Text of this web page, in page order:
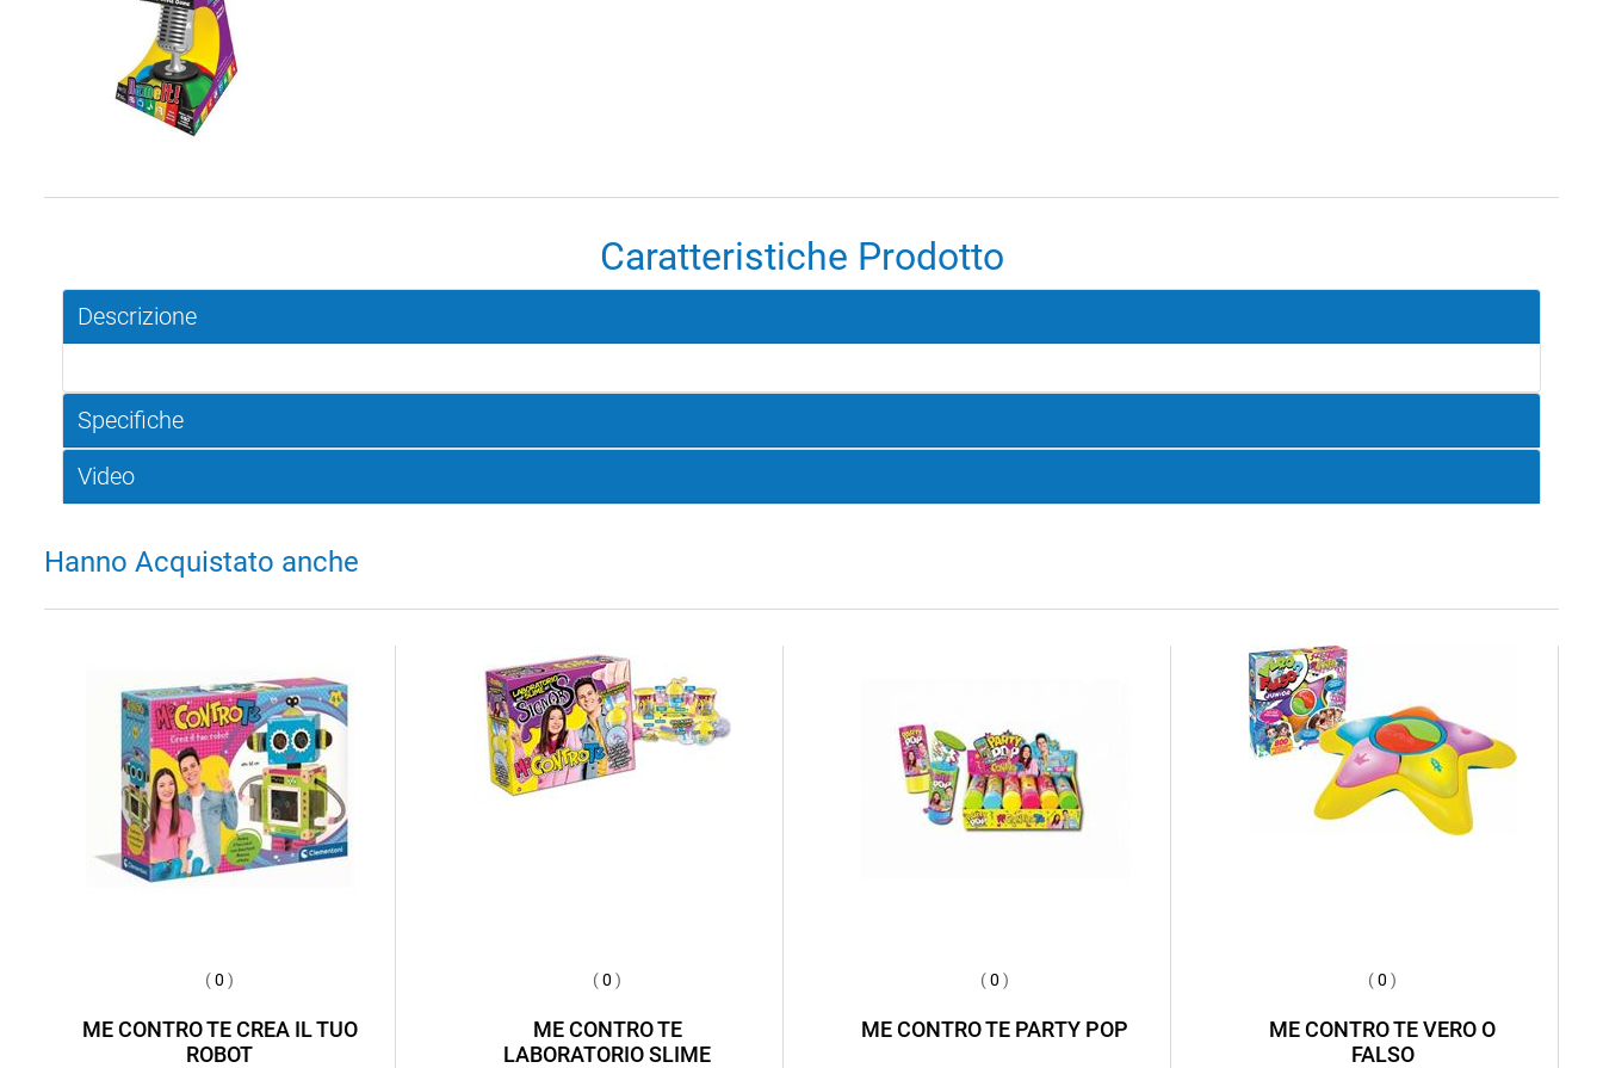
Caratteristiche Prodotto
Descrizione
Specifiche
Video
Hanno Acquistato anche
(0 )
ME CONTRO TE CREA IL TUO
ROBOT
(0 )
ME CONTRO TE
LABORATORIO SLIME
(0 )
ME CONTRO TE PARTY POP
(0 )
ME CONTRO TE VERO O
FALSO